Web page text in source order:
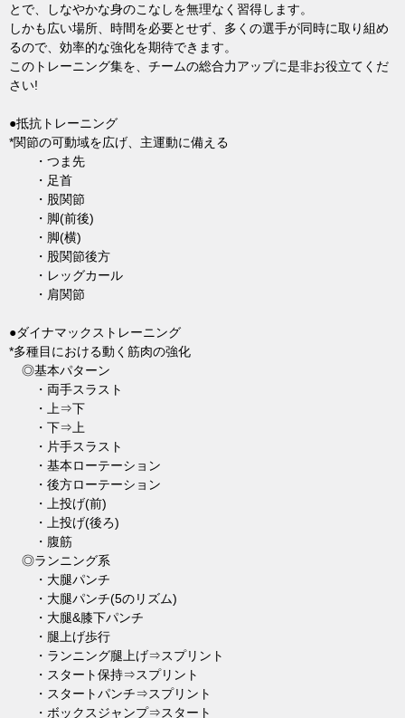
とで、しなやかな身のこなしを無理なく習得します。
しかも広い場所、時間を必要とせず、多くの選手が同時に取り組め
るので、効率的な強化を期待できます。
このトレーニング集を、チームの総合力アップに是非お役立てくだ
さい!
●抵抗トレーニング
*関節の可動域を広げ、主運動に備える
・つま先
・足首
・股関節
・脚(前後)
・脚(横)
・股関節後方
・レッグカール
・肩関節
●ダイナマックストレーニング
*多種目における動く筋肉の強化
◎基本パターン
・両手スラスト
・上⇒下
・下⇒上
・片手スラスト
・基本ローテーション
・後方ローテーション
・上投げ(前)
・上投げ(後ろ)
・腹筋
◎ランニング系
・大腿パンチ
・大腿パンチ(5のリズム)
・大腿&膝下パンチ
・腿上げ歩行
・ランニング腿上げ⇒スプリント
・スタート保持⇒スプリント
・スタートパンチ⇒スプリント
・ボックスジャンプ⇒スタート